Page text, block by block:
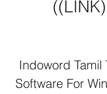
Indoword Tamil
Software For